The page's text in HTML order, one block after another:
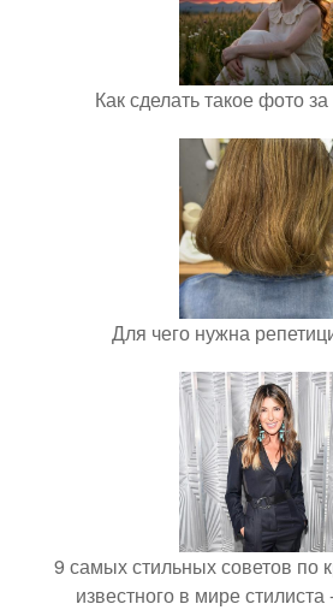
Как сделать такое фото
Для чего нужна
9 самых стильных советов по
известного в мире